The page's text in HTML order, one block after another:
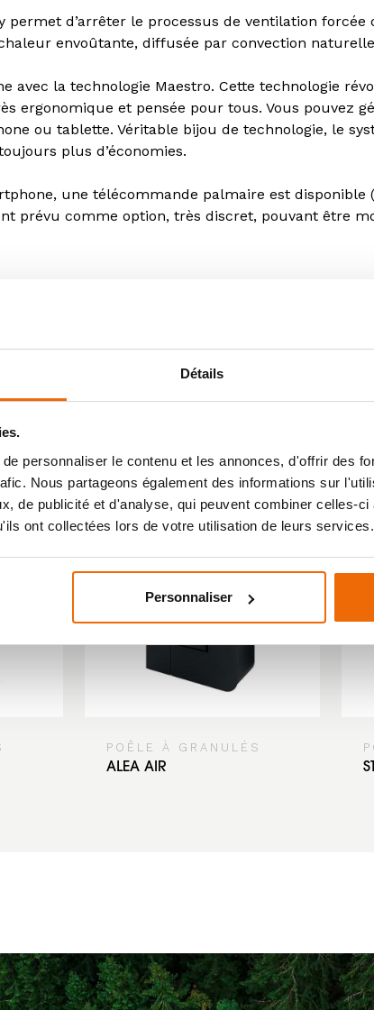
Détails
personnaliser le contenu et les annonces, d'offrir des
Nous partageons également des informations sur
de publicité et d'analyse, qui peuvent combiner celles-
ont collectées lors de votre utilisation de leurs services.
Personnaliser
permet d’arrêter le processus de ventilation
envoûtante, diffusée par convection
avec la technologie Maestro. Cette technologie
ergonomique et pensée pour tous. Vous pouvez
ou tablette. Véritable bijou de technologie, le
plus d’économies.
une télécommande palmaire est disponible
prévu comme option, très discret, pouvant être
POÊLE À GRANULÉS
ALEA AIR